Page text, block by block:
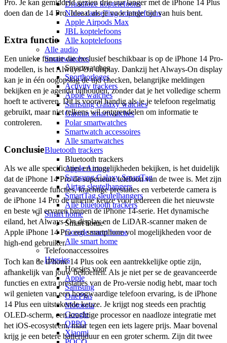
Draadloze koptelefoons
Noise cancelling koptelefoons
Apple Airpods Max
JBL koptelefoons
Alle koptelefoons
Alle audio
Smartwatches
Smartwatches
Sporthorloges
Activity trackers
Apple watches
Samsung Galaxy watches
Garmin smartwatches
Polar smartwatches
Smartwatch accessoires
Alle smartwatches
Bluetooth trackers
Bluetooth trackers
Apple Airtags
Samsung Galaxy SmartTag
Airtag sleutelhangers
SmartTag sleutelhangers
Alle bluetooth trackers
Smart home
Smart home
Google smart home
Alle smart home
Telefoonaccessoires
Hoesjes
Hoesjes voor
Apple
Samsung
OnePlus
Motorola
Google
OPPO
Xiaomi
Pro. Je kan gemiddeld gezien drie uur langer met de iPhone 14 Plus
doen dan de 14 Pro. Ideaal als je voor lange tijd van huis bent.
Extra functie
Een unieke functie die exclusief beschikbaar is op de iPhone 14 Pro-
modellen, is het Always-On display. Dankzij het Always-On display
kan je in één oogopslag de tijd checken, belangrijke meldingen
bekijken en je agenda bijhouden, zonder dat je het volledige scherm
hoeft te activeren. Dit is vooral handig als je je telefoon regelmatig
gebruikt, maar niet telkens wil ontgrendelen om informatie te
controleren.
Conclusie
Als we alle specificaties en mogelijkheden bekijken, is het duidelijk
dat de iPhone 14 Pro de superieure telefoon van de twee is. Met zijn
geavanceerde functies, krachtige prestaties en verbeterde camera is
de iPhone 14 Pro de ultieme keuze voor iedereen die het nieuwste
en beste wil ervaren binnen de iPhone 14-serie. Het dynamische
eiland, het Always-On display en de LiDAR-scanner maken de
Apple iPhone 14 Pro een smartphone vol mogelijkheden voor de
high-end gebruiker.
Toch kan de iPhone 14 Plus ook een aantrekkelijke optie zijn,
afhankelijk van jouw behoeften. Als je niet per se de geavanceerde
functies en extra prestaties van de Pro-versie nodig hebt, maar toch
wil genieten van een hoogwaardige telefoon ervaring, is de iPhone
14 Plus een uitstekende keuze. Je krijgt nog steeds een prachtig
OLED-scherm, een krachtige processor en naadloze integratie met
het iOS-ecosysteem, maar tegen een iets lagere prijs. Maar bovenal
krijg je een betere batterijduur en een groter scherm. Zijn dit twee